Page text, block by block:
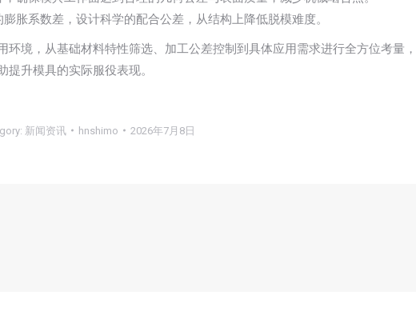
胀系数差，设计科学的配合公差，从结构上降低脱模难度。
境，从基础材料特性筛选、加工公差控制到具体应用需求进行全方位考量，
升模具的实际服役表现。
新闻资讯 hnshimo 2026年7月8日